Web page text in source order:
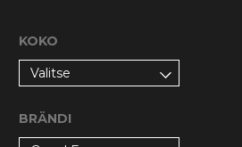
€24.90
KOKO
Valitse
BRÄNDI